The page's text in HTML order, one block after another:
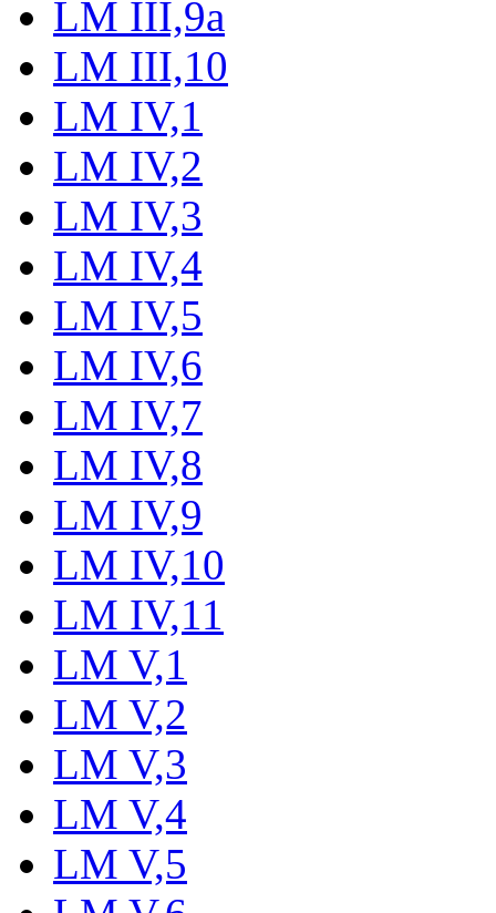
LM III,9a
LM III,10
LM IV,1
LM IV,2
LM IV,3
LM IV,4
LM IV,5
LM IV,6
LM IV,7
LM IV,8
LM IV,9
LM IV,10
LM IV,11
LM V,1
LM V,2
LM V,3
LM V,4
LM V,5